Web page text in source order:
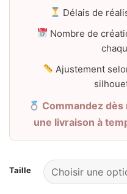
Délais de
Nombre de
Ajustement
Commandez
une livraison à
Taille